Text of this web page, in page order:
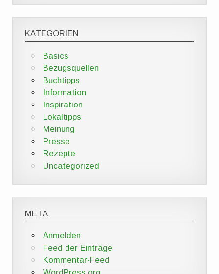
KATEGORIEN
Basics
Bezugsquellen
Buchtipps
Information
Inspiration
Lokaltipps
Meinung
Presse
Rezepte
Uncategorized
META
Anmelden
Feed der Einträge
Kommentar-Feed